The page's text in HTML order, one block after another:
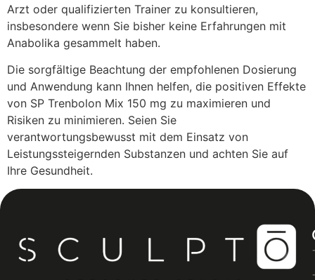
Arzt oder qualifizierten Trainer zu konsultieren,
insbesondere wenn Sie bisher keine Erfahrungen mit
Anabolika gesammelt haben.
Die sorgfältige Beachtung der empfohlenen Dosierung
und Anwendung kann Ihnen helfen, die positiven Effekte
von SP Trenbolon Mix 150 mg zu maximieren und
Risiken zu minimieren. Seien Sie
verantwortungsbewusst mit dem Einsatz von
Leistungssteigernden Substanzen und achten Sie auf
Ihre Gesundheit.